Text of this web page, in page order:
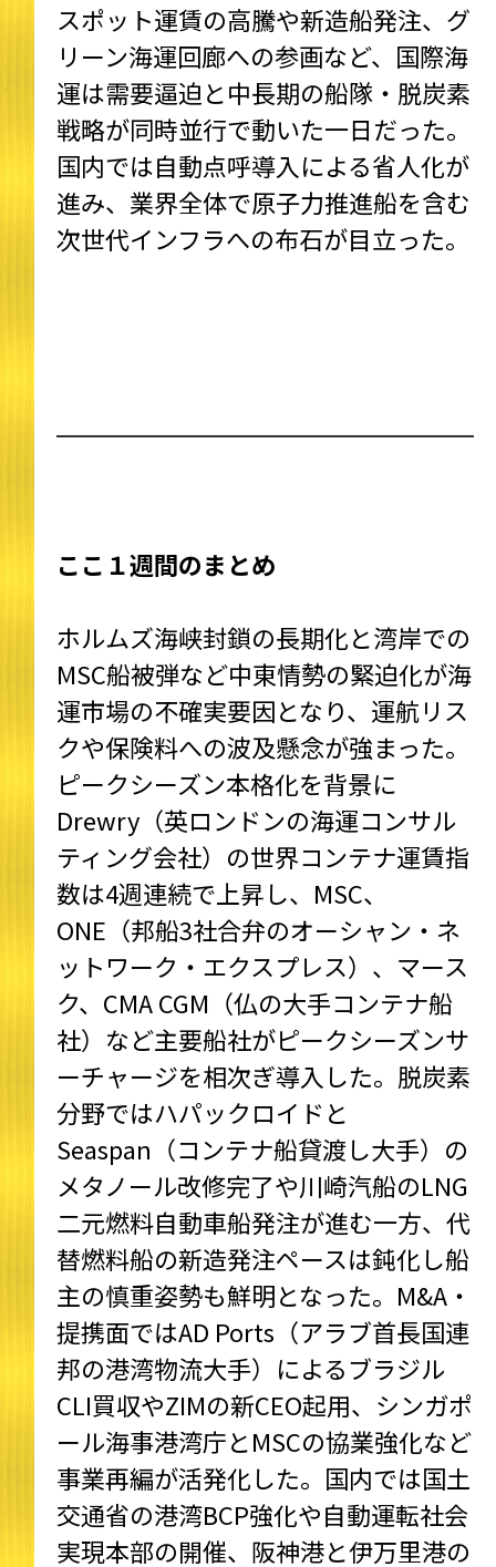
スポット運賃の高騰や新造船発注、グ
リーン海運回廊への参画など、国際海
運は需要逼迫と中長期の船隊・脱炭素
戦略が同時並行で動いた一日だった。
国内では自動点呼導入による省人化が
進み、業界全体で原子力推進船を含む
次世代インフラへの布石が目立った。
ここ１週間のまとめ
ホルムズ海峡封鎖の長期化と湾岸での
MSC船被弾など中東情勢の緊迫化が海
運市場の不確実要因となり、運航リス
クや保険料への波及懸念が強まった。
ピークシーズン本格化を背景に
Drewry（英ロンドンの海運コンサル
ティング会社）の世界コンテナ運賃指
数は4週連続で上昇し、MSC、
ONE（邦船3社合弁のオーシャン・ネ
ットワーク・エクスプレス）、マース
ク、CMA CGM（仏の大手コンテナ船
社）など主要船社がピークシーズンサ
ーチャージを相次ぎ導入した。脱炭素
分野ではハパックロイドと
Seaspan（コンテナ船貸渡し大手）の
メタノール改修完了や川崎汽船のLNG
二元燃料自動車船発注が進む一方、代
替燃料船の新造発注ペースは鈍化し船
主の慎重姿勢も鮮明となった。M&A・
提携面ではAD Ports（アラブ首長国連
邦の港湾物流大手）によるブラジル
CLI買収やZIMの新CEO起用、シンガポ
ール海事港湾庁とMSCの協業強化など
事業再編が活発化した。国内では国土
交通省の港湾BCP強化や自動運転社会
実現本部の開催、阪神港と伊万里港の